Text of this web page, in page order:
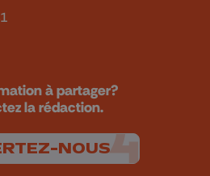
à partager?
la rédaction.
NOUS